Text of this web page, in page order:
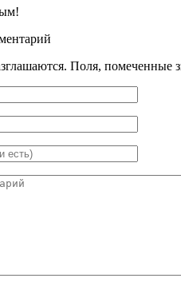
Поля, помеченные